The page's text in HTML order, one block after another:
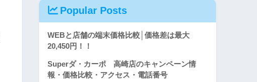
Popular Posts
WEBと店舗の端末価格比較│価格差は最大
20,450円！！
Superダ・カーポ 高崎店のキャンペーン情
報・価格比較・アクセス・電話番号